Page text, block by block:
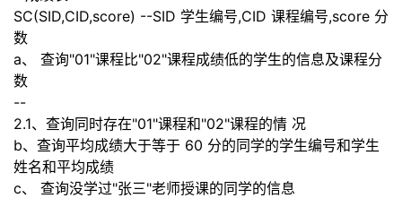
SC(SID,CID,score) --SID 学生编号,CID 课程编号,score 分
数
a、 查询"01"课程比"02"课程成绩低的学生的信息及课程分
数
--
2.1、查询同时存在"01"课程和"02"课程的情 况
b、 查询平均成绩大于等于 60 分的同学的学生编号和学生
姓名和平均成绩
c、 查询没学过"张三"老师授课的同学的信息